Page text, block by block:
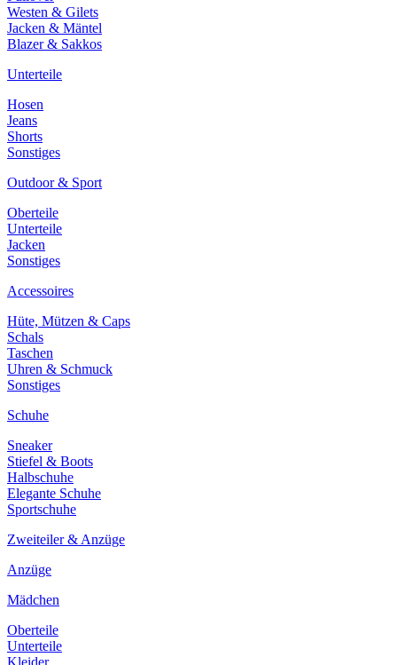
Westen & Gilets
Jacken & Mäntel
Blazer & Sakkos
Unterteile
Hosen
Jeans
Shorts
Sonstiges
Outdoor & Sport
Oberteile
Unterteile
Jacken
Sonstiges
Accessoires
Hüte, Mützen & Caps
Schals
Taschen
Uhren & Schmuck
Sonstiges
Schuhe
Sneaker
Stiefel & Boots
Halbschuhe
Elegante Schuhe
Sportschuhe
Zweiteiler & Anzüge
Anzüge
Mädchen
Oberteile
Unterteile
Kleider